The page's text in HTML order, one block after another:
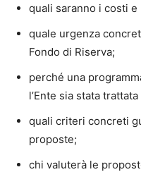
quali saranno i costi
quale urgenza
Fondo di Riserva;
perché una
l’Ente sia stata
quali criteri concreti
proposte;
chi valuterà le